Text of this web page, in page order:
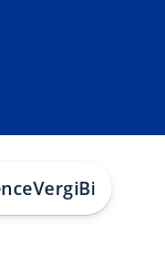
VergiBize